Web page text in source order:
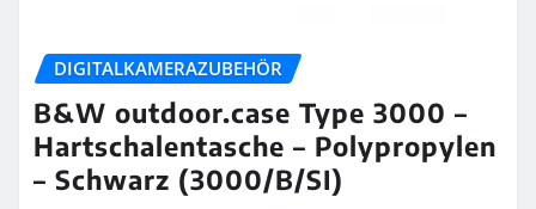
DIGITALKAMERAZUBEHÖR
B&W outdoor.case Type 3000 –
Hartschalentasche – Polypropylen
– Schwarz (3000/B/SI)